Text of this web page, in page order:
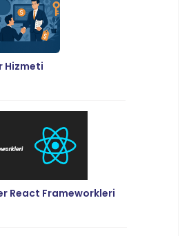
Hizmeti
React Frameworkleri